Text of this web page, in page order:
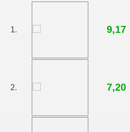
1. 9,17
2. 7,20